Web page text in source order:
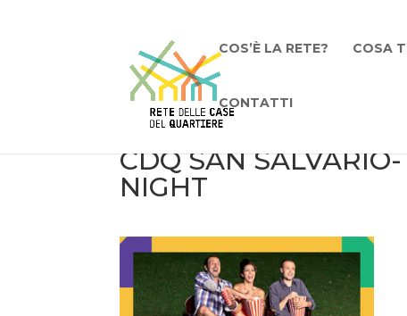
COS’È LA RETE? COSA
CONTATTI
CDQ SAN
NIGHT